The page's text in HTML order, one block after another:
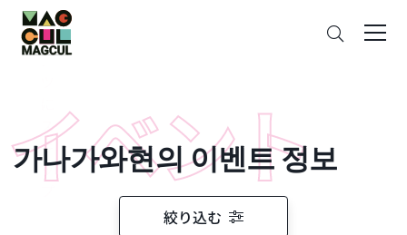
ン
テ
ン
ス
キ
ッ
가나가와현의 이벤트 정보
絞り込む